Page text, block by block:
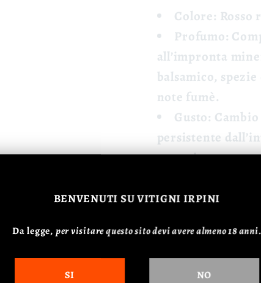
Colore:
Profumo:
all’impronta
balsamico,
note fumè.
Gusto:
persistente
austeri.
Perfetto con pasta
📊 Dati Tecnici
BENVENUTI SU VITIGNI IRPINI
Da legge,per visitare questo sito devi avere almeno 18 anni.
SI NO